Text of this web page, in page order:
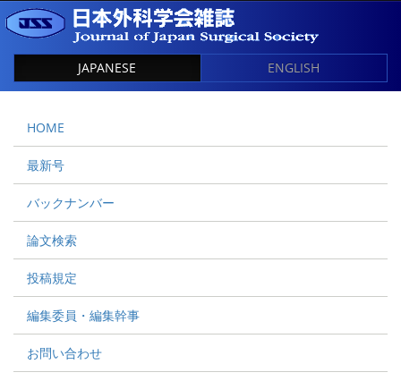
JAPANESE ENGLISH
HOME
最新号
バックナンバー
論文検索
投稿規定
編集委員・編集幹事
お問い合わせ